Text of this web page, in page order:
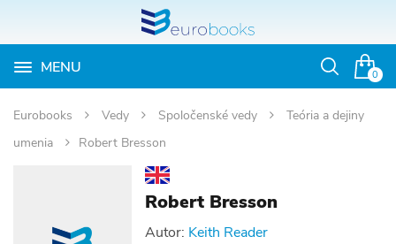
0
MENU
Otvoriť
Eurobooks Vedy Spoločenské vedy
Teória a dejiny
umenia
Robert Bresson
Robert Bresson
Autor: Keith Reader